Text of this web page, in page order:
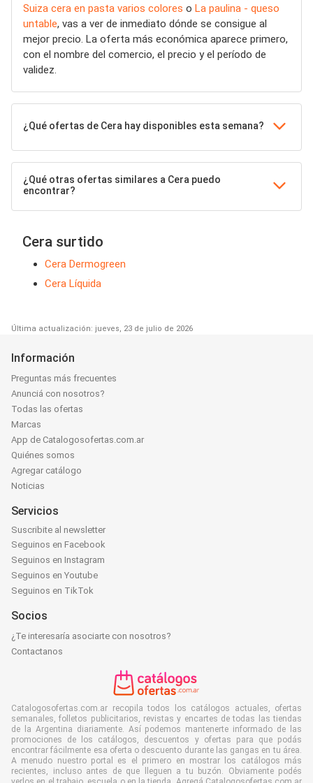
Suiza cera en pasta varios colores o La paulina - queso
untable, vas a ver de inmediato dónde se consigue al
mejor precio. La oferta más económica aparece primero,
con el nombre del comercio, el precio y el período de
validez.
¿Qué ofertas de Cera hay disponibles esta semana?
¿Qué otras ofertas similares a Cera puedo
encontrar?
Cera surtido
Cera Dermogreen
Cera Líquida
Última actualización: jueves, 23 de julio de 2026
Información
Preguntas más frecuentes
Anunciá con nosotros?
Todas las ofertas
Marcas
App de Catalogosofertas.com.ar
Quiénes somos
Agregar catálogo
Noticias
Servicios
Suscribite al newsletter
Seguinos en Facebook
Seguinos en Instagram
Seguinos en Youtube
Seguinos en TikTok
Socios
¿Te interesaría asociarte con nosotros?
Contactanos
Catalogosofertas.com.ar recopila todos los catálogos actuales, ofertas
semanales, folletos publicitarios, revistas y encartes de todas las tiendas
de la Argentina diariamente. Así podemos mantenerte informado de las
promociones de los catálogos, descuentos y ofertas para que podás
encontrar fácilmente esa oferta o descuento durante las gangas en tu área.
A menudo nuestro portal es el primero en mostrar los catálogos más
recientes, incluso antes de que lleguen a tu buzón. Obviamente podés